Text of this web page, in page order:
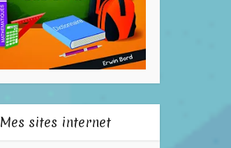
Mes sites internet